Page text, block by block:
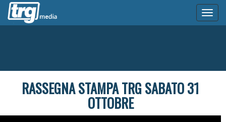
RASSEGNA STAMPA TRG SABATO 31
OTTOBRE